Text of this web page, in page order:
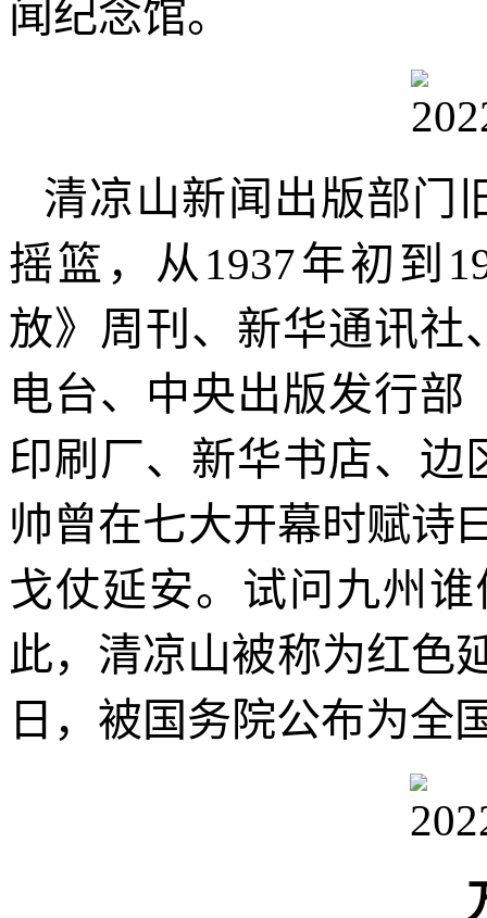
闻纪念馆。
清凉山新闻出版部门
摇篮，从1937年初到
放》周刊、新华通讯社
电台、中央出版发行
印刷厂、新华书店、边
帅曾在七大开幕时赋诗
戈仗延安。试问九州
此，清凉山被称为红色
日，被国务院公布为全